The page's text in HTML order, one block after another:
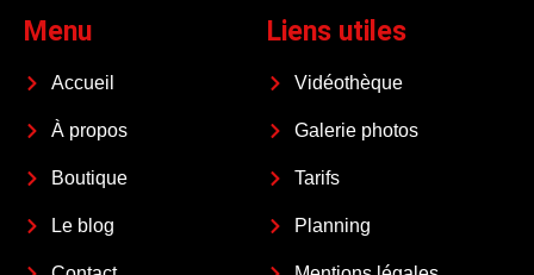
Menu
Accueil
À propos
Boutique
Le blog
Liens utiles
Vidéothèque
Galerie photos
Tarifs
Planning